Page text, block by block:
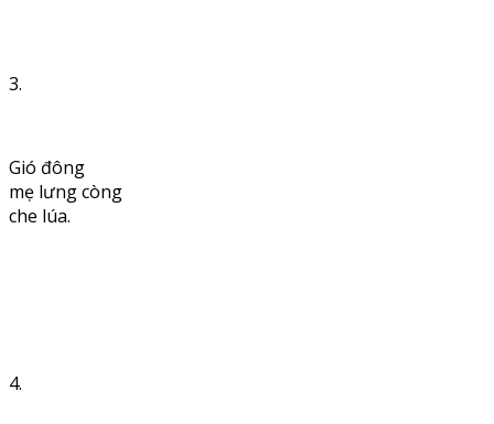
3.
Gió đông
mẹ lưng còng
che lúa.
4.